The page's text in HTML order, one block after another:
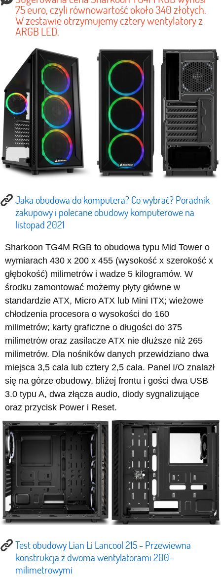
75 euro, czyli równowartość około 340 złotych.
W zestawie otrzymujemy cztery wentylatory z
ARGB LED.
Jaka obudowa do komputera? Co wybrać? Poradnik
zakupowy i polecane obudowy komputerowe na
listopad 2021
Sharkoon TG4M RGB to obudowa typu Mid Tower o
wymiarach 430 x 200 x 455 (wysokość x szerokość x
głębokość) milimetrów i wadze 5 kilogramów. W
środku zamontować możemy płyty główne w
standardzie ATX, Micro ATX lub Mini ITX; wieżowe
chłodzenia procesora o wysokości do 160
milimetrów; karty graficzne o długości do 375
milimetrów oraz zasilacze ATX nie dłuższe niż 265
milimetrów. Dla nośników danych przewidziano dwa
miejsca 3,5 cala lub cztery 2,5 cala. Panel I/O znalazł
się na górze obudowy, bliżej frontu i gości dwa USB
3.0 typu A, dwa złącza audio, diody sygnalizujące
oraz przycisk Power i Reset.
Test obudowy Lian Li Lancool 215 - Przewiewna
konstrukcja z dwoma wentylatorami 200-
milimetrowymi